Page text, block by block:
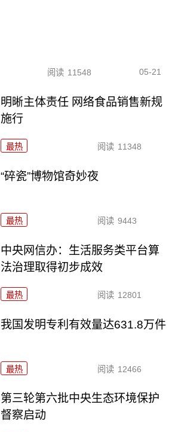
阅读 11548 05-21
明晰主体责任 网络食品销售新规
施行
最热 阅读 11348
“碎瓷”博物馆奇妙夜
最热 阅读 9443
中央网信办：生活服务类平台算
法治理取得初步成效
最热 阅读 12801
我国发明专利有效量达631.8万件
最热 阅读 12466
第三轮第六批中央生态环境保护
督察启动